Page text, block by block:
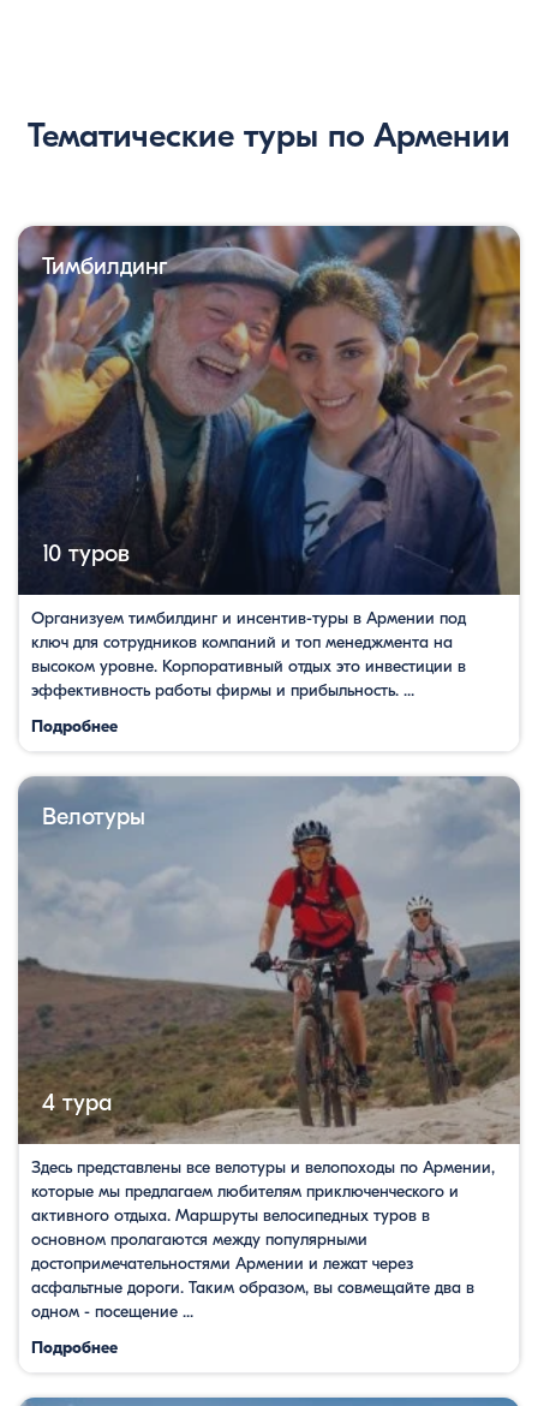
Тематические туры по Армении
Тимбилдинг
10 туров
Организуем тимбилдинг и инсентив-туры в Армении под
ключ для сотрудников компаний и топ менеджмента на
высоком уровне. Корпоративный отдых это инвестиции в
эффективность работы фирмы и прибыльность. ...
Подробнее
Велотуры
4 тура
Здесь представлены все велотуры и велопоходы по Армении,
которые мы предлагаем любителям приключенческого и
активного отдыха. Маршруты велосипедных туров в
основном пролагаются между популярными
достопримечательностями Армении и лежат через
асфальтные дороги. Таким образом, вы совмещайте два в
одном - посещение ...
Подробнее